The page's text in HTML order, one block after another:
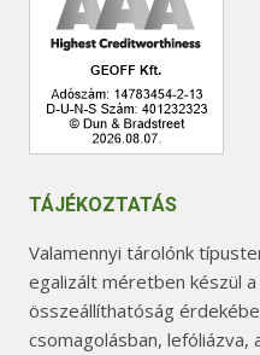
TÁJÉKOZTATÁS
Valamennyi tárolónk
egalizált méretben készül
összeállíthatóság
csomagolásban, lefóliázva,